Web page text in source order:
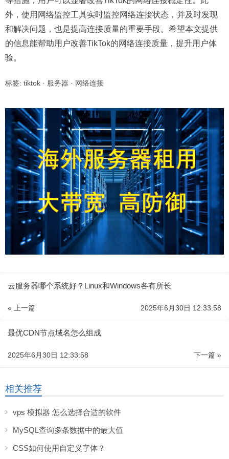
外，使用网络监控工具实时监控网络连接状态，并及时发现
和解决问题，也是提高连接质量的重要手段。希望本文提供
的信息能帮助用户改善TikTok的网络连接质量，提升用户体
验。
标签: tiktok · 服务器 · 网络连接
云服务器哪个系统好？Linux和Windows各有所长
« 上一篇 2025年6月30日 12:33:58
最优CDN节点域名怎么组成
下一篇 »
2025年6月30日 12:33:58
相关推荐
vps 模拟器 怎么选择合适的软件
MySQL查询多条数据中的最大值
CSS如何使用自定义字体？